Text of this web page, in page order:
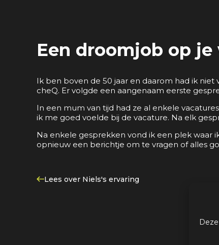
Een droomjob op
Ik ben boven de 50 jaar en daarom had ik
cheQ. Er volgde een aangenaam eerste
In een mum van tijd had ze al enkele
ik me goed voelde bij de vacature. Na elk
Na enkele gesprekken vond ik een plek waar
opnieuw een berichtje om te vragen of alles
Lees over Niels's ervaring